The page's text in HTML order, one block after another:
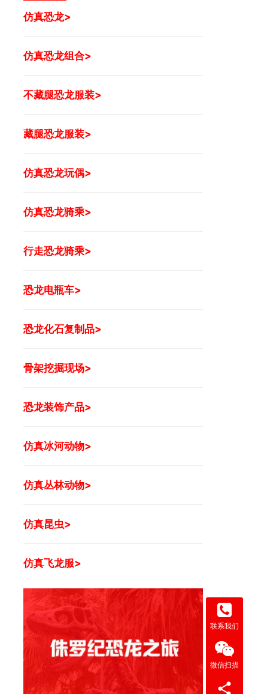
仿真恐龙>
仿真恐龙组合>
不藏腿恐龙服装>
藏腿恐龙服装>
仿真恐龙玩偶>
仿真恐龙骑乘>
行走恐龙骑乘>
恐龙电瓶车>
恐龙化石复制品>
骨架挖掘现场>
恐龙装饰产品>
仿真冰河动物>
仿真丛林动物>
仿真昆虫>
仿真飞龙服>
联系我们
微信扫描